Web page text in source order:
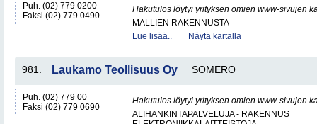
Puh. (02) 779 0200
Faksi (02) 779 0490
Hakutulos löytyi yrityksen omien www-sivujen
MALLIEN RAKENNUSTA
Lue lisää..
Näytä kartalla
981. Laukamo Teollisuus Oy SOMERO
Puh. (02) 779 00
Faksi (02) 779 0690
Hakutulos löytyi yrityksen omien www-sivujen
ALIHANKINTAPALVELUJA - RAKENNUS